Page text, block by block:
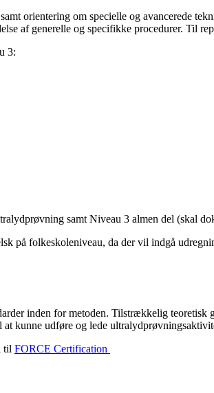
orientering om specielle og avancerede
af generelle og specifikke procedurer. Til
3:
samt Niveau 3 almen del (skal
på folkeskoleniveau, da der vil indgå
inden for metoden. Tilstrækkelig
kunne udføre og lede
til FORCE Certification